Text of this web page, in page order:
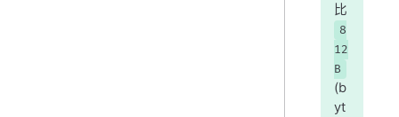
比
8
12
B
(b
yt